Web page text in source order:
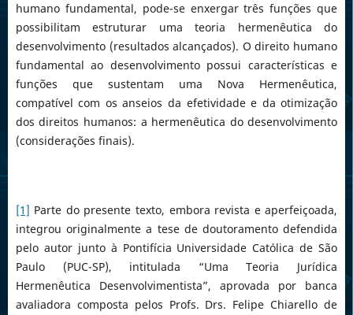
humano fundamental, pode-se enxergar três funções que
possibilitam estruturar uma teoria hermenêutica do
desenvolvimento (resultados alcançados). O direito humano
fundamental ao desenvolvimento possui características e
funções que sustentam uma Nova Hermenêutica,
compatível com os anseios da efetividade e da otimização
dos direitos humanos: a hermenêutica do desenvolvimento
(considerações finais).
[1] Parte do presente texto, embora revista e aperfeiçoada,
integrou originalmente a tese de doutoramento defendida
pelo autor junto à Pontifícia Universidade Católica de São
Paulo (PUC-SP), intitulada “Uma Teoria Jurídica
Hermenêutica Desenvolvimentista”, aprovada por banca
avaliadora composta pelos Profs. Drs. Felipe Chiarello de